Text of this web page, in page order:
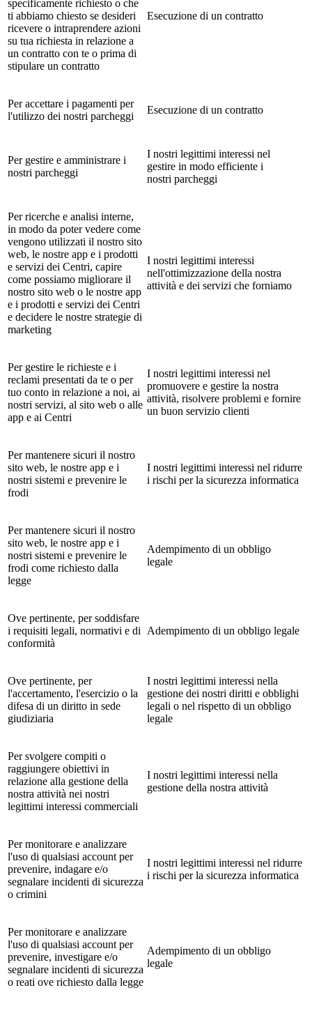
specificamente richiesto o che
ti abbiamo chiesto se desideri
ricevere o intraprendere azioni
su tua richiesta in relazione a
un contratto con te o prima di
stipulare un contratto
Esecuzione di un contratto
Per accettare i pagamenti per
l'utilizzo dei nostri parcheggi
Esecuzione di un contratto
Per gestire e amministrare i
nostri parcheggi
I nostri legittimi interessi nel
gestire in modo efficiente i
nostri parcheggi
Per ricerche e analisi interne,
in modo da poter vedere come
vengono utilizzati il nostro sito
web, le nostre app e i prodotti
e servizi dei Centri, capire
come possiamo migliorare il
nostro sito web o le nostre app
e i prodotti e servizi dei Centri
e decidere le nostre strategie di
marketing
I nostri legittimi interessi
nell'ottimizzazione della nostra
attività e dei servizi che forniamo
Per gestire le richieste e i
reclami presentati da te o per
tuo conto in relazione a noi, ai
nostri servizi, al sito web o alle
app e ai Centri
I nostri legittimi interessi nel
promuovere e gestire la nostra
attività, risolvere problemi e fornire
un buon servizio clienti
Per mantenere sicuri il nostro
sito web, le nostre app e i
nostri sistemi e prevenire le
frodi
I nostri legittimi interessi nel ridurre
i rischi per la sicurezza informatica
Per mantenere sicuri il nostro
sito web, le nostre app e i
nostri sistemi e prevenire le
frodi come richiesto dalla
legge
Adempimento di un obbligo
legale
Ove pertinente, per soddisfare
i requisiti legali, normativi e di
conformità
Adempimento di un obbligo legale
Ove pertinente, per
l'accertamento, l'esercizio o la
difesa di un diritto in sede
giudiziaria
I nostri legittimi interessi nella
gestione dei nostri diritti e obblighi
legali o nel rispetto di un obbligo
legale
Per svolgere compiti o
raggiungere obiettivi in
relazione alla gestione della
nostra attività nei nostri
legittimi interessi commerciali
I nostri legittimi interessi nella
gestione della nostra attività
Per monitorare e analizzare
l'uso di qualsiasi account per
prevenire, indagare e/o
segnalare incidenti di sicurezza
o crimini
I nostri legittimi interessi nel ridurre
i rischi per la sicurezza informatica
Per monitorare e analizzare
l'uso di qualsiasi account per
prevenire, investigare e/o
segnalare incidenti di sicurezza
o reati ove richiesto dalla legge
Adempimento di un obbligo
legale